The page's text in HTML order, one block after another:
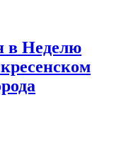
в Неделю